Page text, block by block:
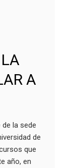
A
de la sede
de
que
año, en